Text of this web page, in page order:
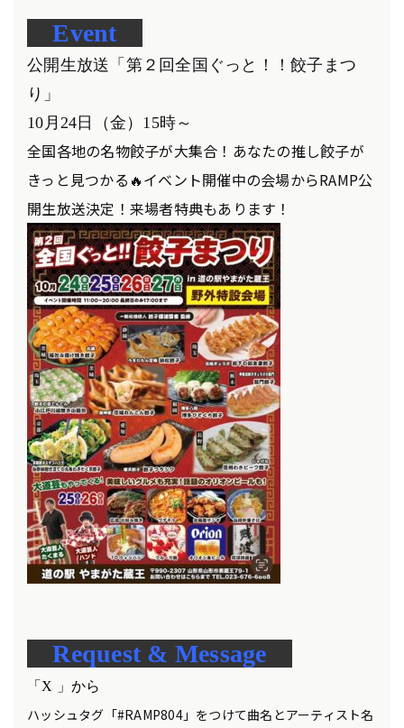
Event
公開生放送「 第２回全国ぐっと！！餃子まつ
り」
10月24日（金）15時～
全国各地の名物餃子が大集合！あなたの推し餃子が
きっと見つかる🔥イベント開催中の会場からRAMP公
開生放送決定！来場者特典もあります！
Request & Message
「X 」から
ハッシュタグ「#RAMP804」をつけて曲名とアーティスト名